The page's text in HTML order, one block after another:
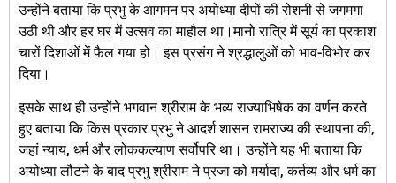
उन्होंने बताया कि प्रभु के आगमन पर अयोध्या दीपों की रोशनी से जगमगा
उठी थी और हर घर में उत्सव का माहौल था।मानो रात्रि में सूर्य का प्रकाश
चारों दिशाओं में फैल गया हो। इस प्रसंग ने श्रद्धालुओं को भाव-विभोर कर
दिया।
इसके साथ ही उन्होंने भगवान श्रीराम के भव्य राज्याभिषेक का वर्णन करते
हुए बताया कि किस प्रकार प्रभु ने आदर्श शासन रामराज्य की स्थापना की,
जहां न्याय, धर्म और लोककल्याण सर्वोपरि था। उन्होंने यह भी बताया कि
अयोध्या लौटने के बाद प्रभु श्रीराम ने प्रजा को मर्यादा, कर्तव्य और धर्म का